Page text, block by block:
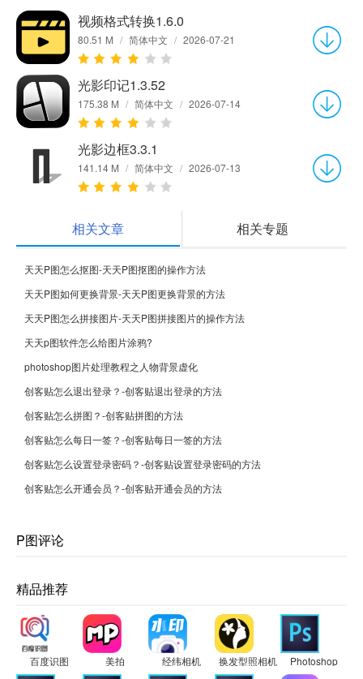
视频格式转换1.6.0
80.51 M / 简体中文 / 2026-07-21
光影印记1.3.52
175.38 M / 简体中文 / 2026-07-14
光影边框3.3.1
141.14 M / 简体中文 / 2026-07-13
相关文章 相关专题
天天P图怎么抠图-天天P图抠图的操作方法
天天P图如何更换背景-天天P图更换背景的方法
天天P图怎么拼接图片-天天P图拼接图片的操作方法
天天p图软件怎么给图片涂鸦?
photoshop图片处理教程之人物背景虚化
创客贴怎么退出登录？-创客贴退出登录的方法
创客贴怎么拼图？-创客贴拼图的方法
创客贴怎么每日一签？-创客贴每日一签的方法
创客贴怎么设置登录密码？-创客贴设置登录密码的方法
创客贴怎么开通会员？-创客贴开通会员的方法
P图评论
精品推荐
百度识图 美拍 经纬相机 换发型照相机 Photoshop